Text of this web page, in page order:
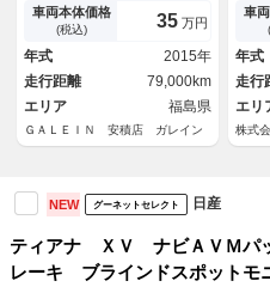
ト ＥＴＣ ドライブレコーダ
ー フルセグ 障害物センサ
ー フォグ スマートキー オ
ートライト
車両本体価格
(税込) 35 万円
年式
2015年
走行距離
79,000km
エリア
福島県
ＧＡＬＥＩＮ 安積店 ガレイン
車
年式
走行
エリ
株式
NEW グーネットセレクト 日産
ティアナ ＸＶ ナビＡＶＭパ
レーキ ブラインドスポット